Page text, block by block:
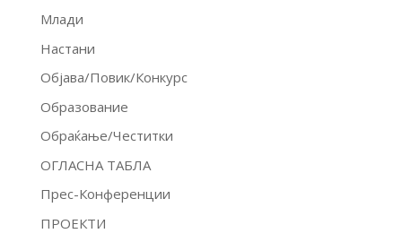
Млади
Настани
Објава/Повик/Конкурс
Образование
Обраќање/Честитки
ОГЛАСНА ТАБЛА
Прес-Конференции
ПРОЕКТИ